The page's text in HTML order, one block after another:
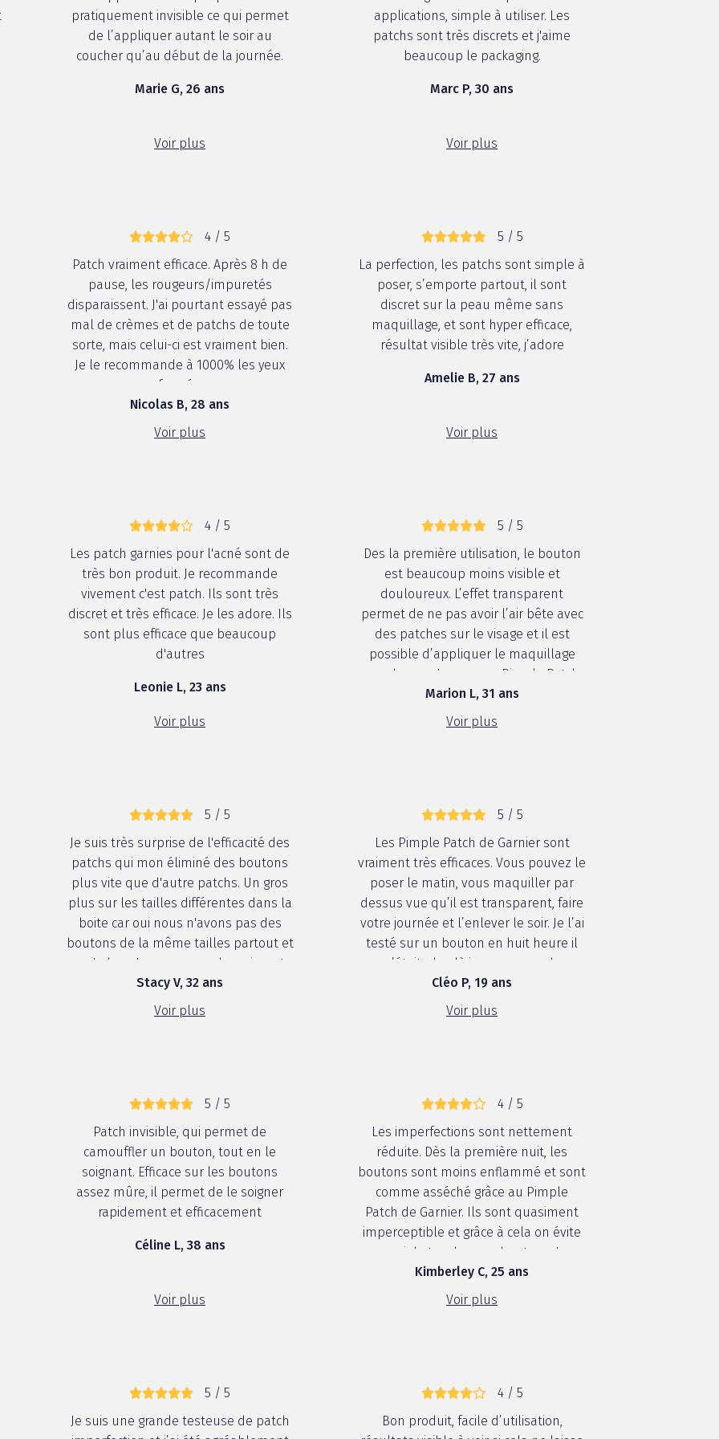
pratiquement invisible ce qui permet
de l’appliquer autant le soir au
coucher qu’au début de la journée.
Marie G, 26 ans
Voir plus
applications, simple à utiliser. Les
patchs sont très discrets et j'aime
beaucoup le packaging.
Marc P, 30 ans
Voir plus
4 / 5
Patch vraiment efficace. Après 8 h de
pause, les rougeurs/impuretés
disparaissent. J'ai pourtant essayé pas
mal de crèmes et de patchs de toute
sorte, mais celui-ci est vraiment bien.
Je le recommande à 1000% les yeux
fermés.
Nicolas B, 28 ans
Voir plus
5 / 5
La perfection, les patchs sont simple à
poser, s’emporte partout, il sont
discret sur la peau même sans
maquillage, et sont hyper efficace,
résultat visible très vite, j’adore
Amelie B, 27 ans
Voir plus
4 / 5
Les patch garnies pour l'acné sont de
très bon produit. Je recommande
vivement c'est patch. Ils sont très
discret et très efficace. Je les adore. Ils
sont plus efficace que beaucoup
d'autres
Leonie L, 23 ans
Voir plus
5 / 5
Des la première utilisation, le bouton
est beaucoup moins visible et
douloureux. L’effet transparent
permet de ne pas avoir l’air bête avec
des patches sur le visage et il est
possible d’appliquer le maquillage
par dessus. La gamme Pimple Patch
de Garnier est un produit qui répond
aux attentes et que je rachèterais sans
aucun problème
Marion L, 31 ans
Voir plus
5 / 5
Je suis très surprise de l'efficacité des
patchs qui mon éliminé des boutons
plus vite que d'autre patchs. Un gros
plus sur les tailles différentes dans la
boite car oui nous n'avons pas des
boutons de la même tailles partout et
ca j'adore. Je recommande vraiment
ces patchs et je vais continuer d'en
acheter car un véritable coup de cœur.
Stacy V, 32 ans
Voir plus
5 / 5
Les Pimple Patch de Garnier sont
vraiment très efficaces. Vous pouvez le
poser le matin, vous maquiller par
dessus vue qu’il est transparent, faire
votre journée et l’enlever le soir. Je l’ai
testé sur un bouton en huit heure il
n’était plus là je recommande
vraiment !!!
Cléo P, 19 ans
Voir plus
5 / 5
Patch invisible, qui permet de
camouffler un bouton, tout en le
soignant. Efficace sur les boutons
assez mûre, il permet de le soigner
rapidement et efficacement
Céline L, 38 ans
Voir plus
4 / 5
Les imperfections sont nettement
réduite. Dès la première nuit, les
boutons sont moins enflammé et sont
comme asséché grâce au Pimple
Patch de Garnier. Ils sont quasiment
imperceptible et grâce à cela on évite
aussi de toucher ses boutons. La
formule est très douce pour la peau,
ce qui est un bénéfice en plus. Et on
ne peut pas nier que le packaging
Kimberley C, 25 ans
Voir plus
5 / 5
Je suis une grande testeuse de patch
4 / 5
Bon produit, facile d’utilisation,